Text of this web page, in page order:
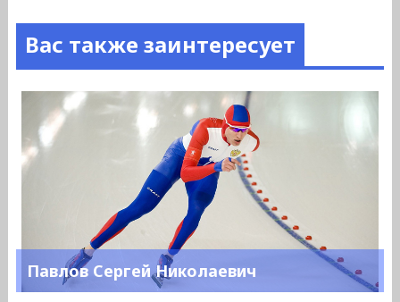
Вас также заинтересует
Павлов Сергей Николаевич